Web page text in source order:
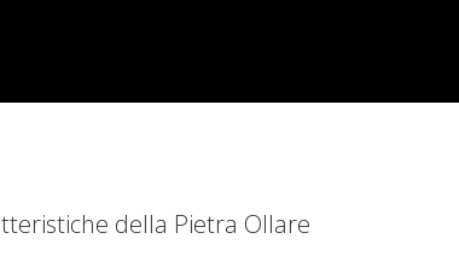
della Pietra Ollare